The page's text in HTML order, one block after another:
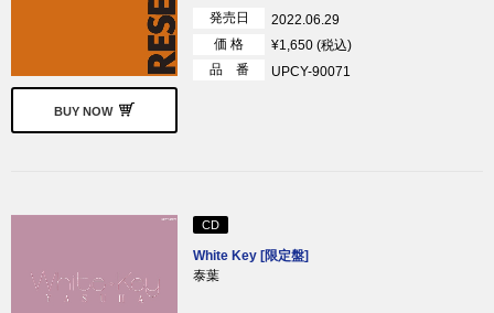
BUY NOW
発売日
2022.06.29
価 格
¥1,650 (税込)
品 番
UPCY-90071
CD
White Key [限定盤]
泰葉